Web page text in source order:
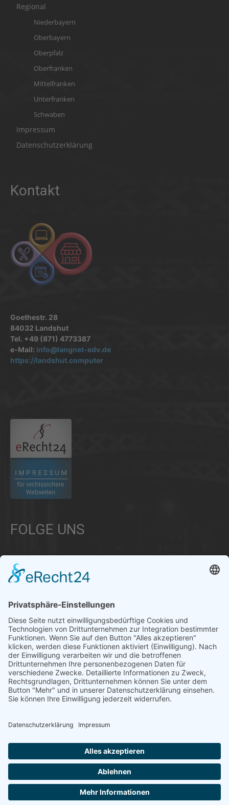
Regional
Niederbayern
Oberbayern
Oberpfalz
Oberfranken
Mittelfranken
Unterfranken
Schwaben
Impressum
Datenschutzerklärung
Kontakt
Goethestr. 28
84032 Landshut
Tel. +49 (871) 4773387
e-Mail: info@langnet-edv.de
https://landshut.computer
FOLGE UNS
Informationen aus Politik – Wirtschaft – Kultur – Umwelt –
Gesellschaft - Polizei und Feuerwehr – für die Region Bayern
Als regionales Unternehmen sind wir für Sie der direkte
Ansprechpartner, wenn es um die Online-Vermarktung Ihrer
Produkte und Dienstleistungen geht. Wir würden gerne für
Sie diese Aufgabe übernehmen.